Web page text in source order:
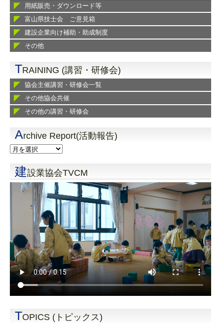
用紙販売・ダウンロード等
富山県技士会 ご意見箱
建設企業向け補助・助成制度
その他
TRAINING (講習・研修会)
協会主催講習・研修会一覧
その他協会共催
その他の講習・研修会
Archive Report(活動報告)
建設業協会TVCM
TOPICS (トピックス)